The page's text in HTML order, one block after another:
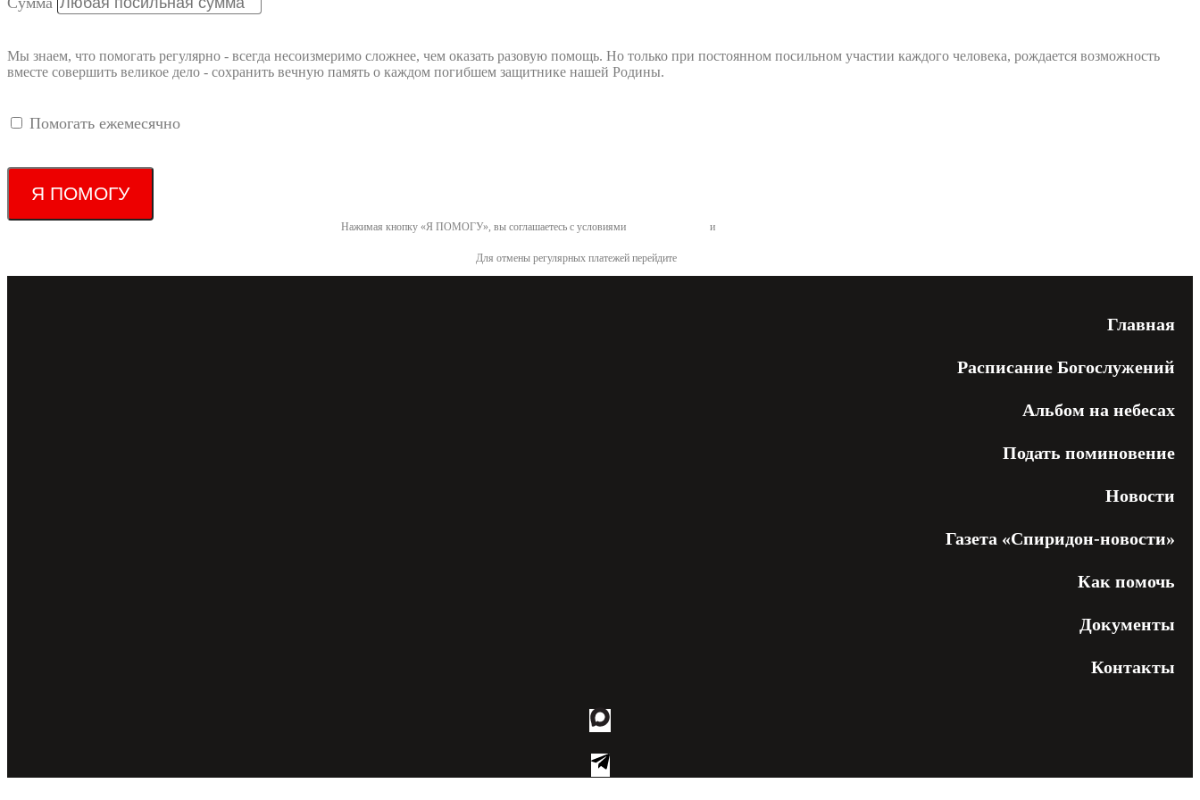
Мы знаем, что помогать регулярно - всегда несоизмеримо сложнее, чем оказать разовую помощь. Но только при постоянном посильном участии каждого человека, рождается возможность
вместе совершить великое дело - сохранить вечную память о каждом погибшем защитнике нашей Родины.
Помогать ежемесячно
Я ПОМОГУ
Нажимая кнопку «Я ПОМОГУ», вы соглашаетесь с условиями и
Для отмены регулярных платежей перейдите
Главная
Расписание Богослужений
Альбом на небесах
Подать поминовение
Новости
Газета «Спиридон-новости»
Как помочь
Документы
Контакты